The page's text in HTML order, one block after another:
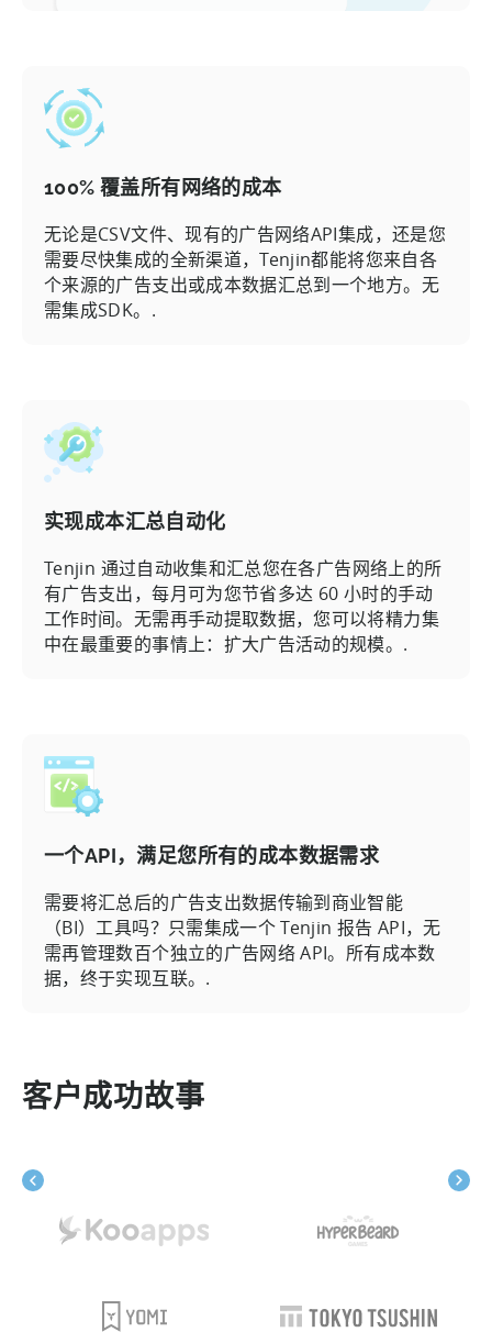
100% 覆盖所有网络的成本
无论是CSV文件、现有的广告网络API集成，还是您
需要尽快集成的全新渠道，Tenjin都能将您来自各
个来源的广告支出或成本数据汇总到一个地方。无
需集成SDK。.
实现成本汇总自动化
Tenjin 通过自动收集和汇总您在各广告网络上的所
有广告支出，每月可为您节省多达 60 小时的手动
工作时间。无需再手动提取数据，您可以将精力集
中在最重要的事情上：扩大广告活动的规模。.
一个API，满足您所有的成本数据需求
需要将汇总后的广告支出数据传输到商业智能
（BI）工具吗？只需集成一个 Tenjin 报告 API，无
需再管理数百个独立的广告网络 API。所有成本数
据，终于实现互联。.
客户成功故事